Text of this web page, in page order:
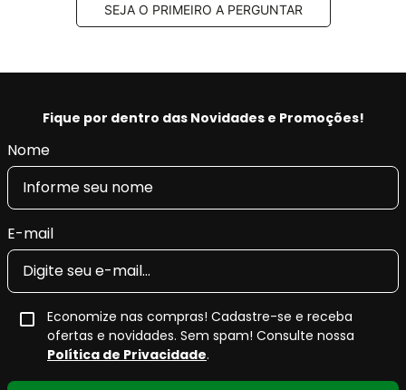
SEJA O PRIMEIRO A PERGUNTAR
Fique por dentro das Novidades e Promoções!
Nome
E-mail
Economize nas compras! Cadastre-se e receba
ofertas e novidades. Sem spam! Consulte nossa
Política de Privacidade.